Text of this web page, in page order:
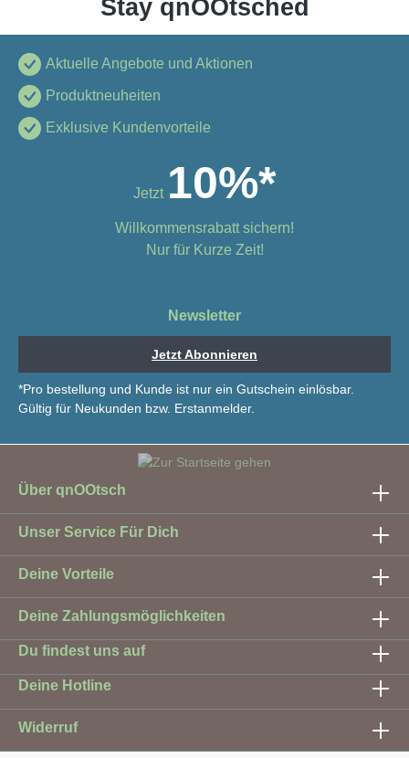
Stay qnOOtsched
Aktuelle Angebote und Aktionen
Produktneuheiten
Exklusive Kundenvorteile
Jetzt 10%*
Willkommensrabatt sichern!
Nur für Kurze Zeit!
Newsletter
Jetzt Abonnieren
*Pro bestellung und Kunde ist nur ein Gutschein einlösbar.
Gültig für Neukunden bzw. Erstanmelder.
Über qnOOtsch
Unser Service Für Dich
Deine Vorteile
Deine Zahlungsmöglichkeiten
Du findest uns auf
Deine Hotline
Widerruf